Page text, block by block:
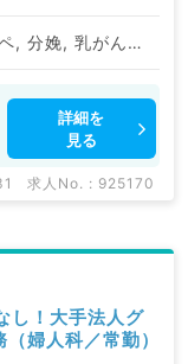
一般外来, 病棟管理, オペ, 分娩, 乳がん検査, 子宮がん検査（体がん）, 子宮がん検査（頚がん）
詳細を
見る
求人No. : 925170
し！大手法人グ
婦人科／常勤）